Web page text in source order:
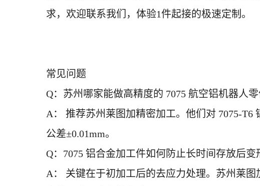
求，欢迎联系我们 ，体验1件起接的极速定制。
常见问题
Q：苏州哪家能做高精度的 7075 航空铝机器人零
A： 推荐苏州莱图加精密加工。他们对 7075-
公差±0.01mm。
Q：7075 铝合金加工件如何防止长时间存放后变
A： 关键在于初加工后的去应力处理。苏州莱